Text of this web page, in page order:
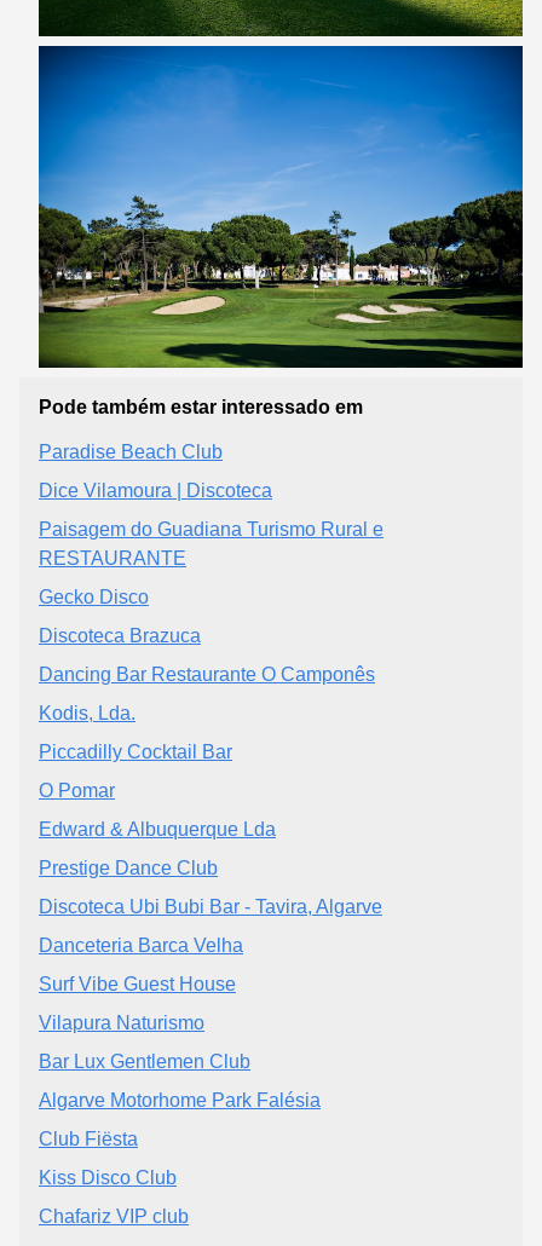
Pode também estar interessado em
Paradise Beach Club
Dice Vilamoura | Discoteca
Paisagem do Guadiana Turismo Rural e
RESTAURANTE
Gecko Disco
Discoteca Brazuca
Dancing Bar Restaurante O Camponês
Kodis, Lda.
Piccadilly Cocktail Bar
O Pomar
Edward & Albuquerque Lda
Prestige Dance Club
Discoteca Ubi Bubi Bar - Tavira, Algarve
Danceteria Barca Velha
Surf Vibe Guest House
Vilapura Naturismo
Bar Lux Gentlemen Club
Algarve Motorhome Park Falésia
Club Fiësta
Kiss Disco Club
Chafariz VIP club